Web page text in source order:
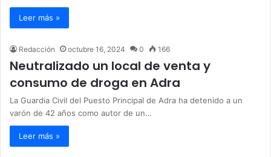
Leer más »
Redacción octubre 16, 2024 0 166
Neutralizado un local de venta y
consumo de droga en Adra
La Guardia Civil del Puesto Principal de Adra ha detenido a un
varón de 42 años como autor de un…
Leer más »